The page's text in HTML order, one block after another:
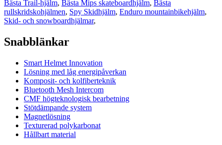
Bästa Trail-hjälm, Bästa Mips skateboardhjälm, Bästa
rullskridskohjälmen, Spy Skidhjälm, Enduro mountainbikehjälm,
Skid- och snowboardhjälmar,
Snabblänkar
Smart Helmet Innovation
Lösning med låg energipåverkan
Komposit- och kolfiberteknik
Bluetooth Mesh Intercom
CMF högteknologisk bearbetning
Stötdämpande system
Magnetlösning
Texturerad polykarbonat
Hållbart material